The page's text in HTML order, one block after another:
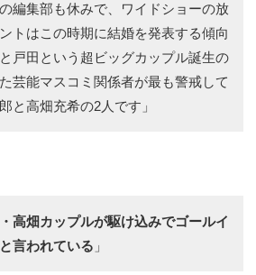
編集部も休みで、ワイドショーの放
トはこの時期に結婚を発表する傾向
戸田という超ビッグカップル誕生の
芸能マスコミ関係者が最も警戒して
と高畑充希の2人です」
高畑カップルが駆け込みでゴールイ
言われている 」